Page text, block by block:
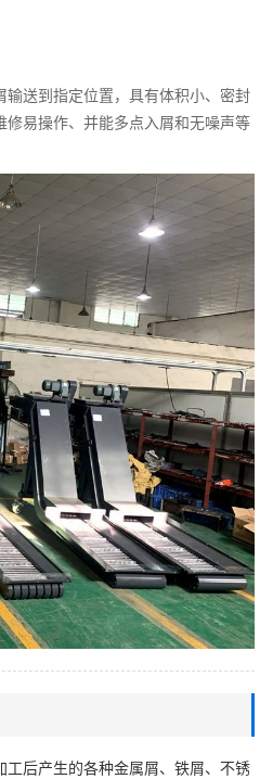
送到指定位置，具有体积小、密封
易操作、并能多点入屑和无噪声等
后产生的各种金属屑、铁屑、不锈